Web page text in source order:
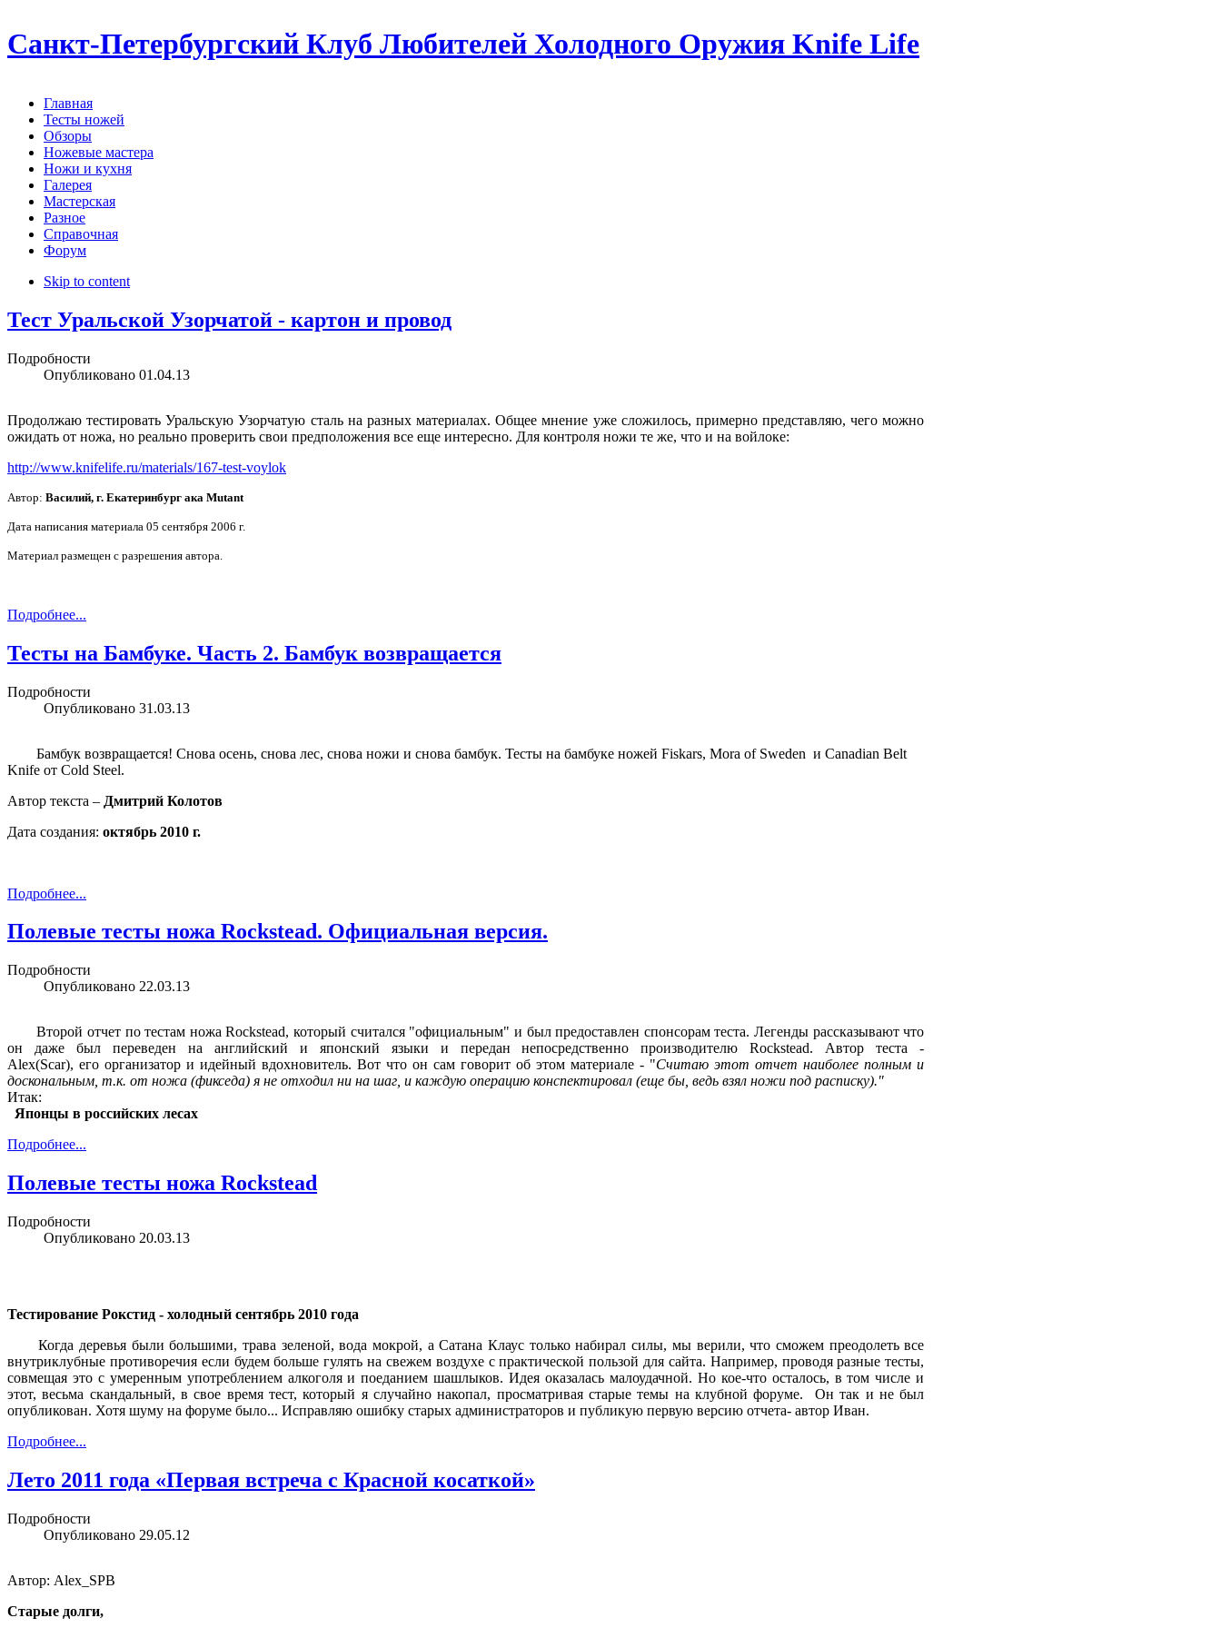
Санкт-Петербургский Клуб Любителей Холодного Оружия Knife Life
Главная
Тесты ножей
Обзоры
Ножевые мастера
Ножи и кухня
Галерея
Мастерская
Разное
Справочная
Форум
Skip to content
Тест Уральской Узорчатой - картон и провод
Подробности
Опубликовано 01.04.13
Продолжаю тестировать Уральскую Узорчатую сталь на разных материалах. Общее мнение уже сложилось, примерно представляю, чего можно
ожидать от ножа, но реально проверить свои предположения все еще интересно. Для контроля ножи те же, что и на войлоке:
http://www.knifelife.ru/materials/167-test-voylok
Автор: Василий, г. Екатеринбург ака Mutant
Дата написания материала 05 сентября 2006 г.
Материал размещен с разрешения автора.
Подробнее...
Тесты на Бамбуке. Часть 2. Бамбук возвращается
Подробности
Опубликовано 31.03.13
Бамбук возвращается! Снова осень, снова лес, снова ножи и снова бамбук. Тесты на бамбуке ножей Fiskars, Mora of Sweden и Canadian Belt
Knife от Cold Steel.
Автор текста – Дмитрий Колотов
Дата создания: октябрь 2010 г.
Подробнее...
Полевые тесты ножа Rockstead. Официальная версия.
Подробности
Опубликовано 22.03.13
Второй отчет по тестам ножа Rockstead, который считался "официальным" и был предоставлен спонсорам теста. Легенды рассказывают что
он даже был переведен на английский и японский языки и передан непосредственно производителю Rockstead. Автор теста -
Alex(Scar), его организатор и идейный вдохновитель. Вот что он сам говорит об этом материале - "Считаю этот отчет наиболее полным и
доскональным, т.к. от ножа (фикседа) я не отходил ни на шаг, и каждую операцию конспектировал (еще бы, ведь взял ножи под расписку)."
Итак:
Японцы в российских лесах
Подробнее...
Полевые тесты ножа Rockstead
Подробности
Опубликовано 20.03.13
Тестирование Рокстид - холодный сентябрь 2010 года
Когда деревья были большими, трава зеленой, вода мокрой, а Сатана Клаус только набирал силы, мы верили, что сможем преодолеть все
внутриклубные противоречия если будем больше гулять на свежем воздухе с практической пользой для сайта. Например, проводя разные тесты,
совмещая это с умеренным употреблением алкоголя и поеданием шашлыков. Идея оказалась малоудачной. Но кое-что осталось, в том числе и
этот, весьма скандальный, в свое время тест, который я случайно накопал, просматривая старые темы на клубной форуме. Он так и не был
опубликован. Хотя шуму на форуме было... Исправляю ошибку старых администраторов и публикую первую версию отчета- автор Иван.
Подробнее...
Лето 2011 года «Первая встреча с Красной косаткой»
Подробности
Опубликовано 29.05.12
Автор: Alex_SPB
Старые долги,